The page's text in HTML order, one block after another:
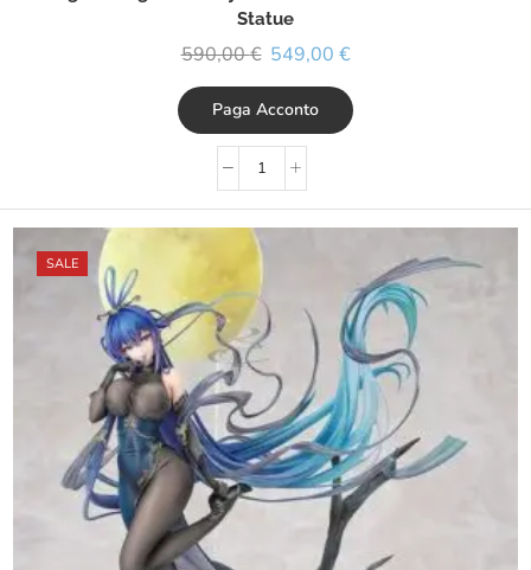
Statue
590,00€ 549,00 €
Paga Acconto
SALE